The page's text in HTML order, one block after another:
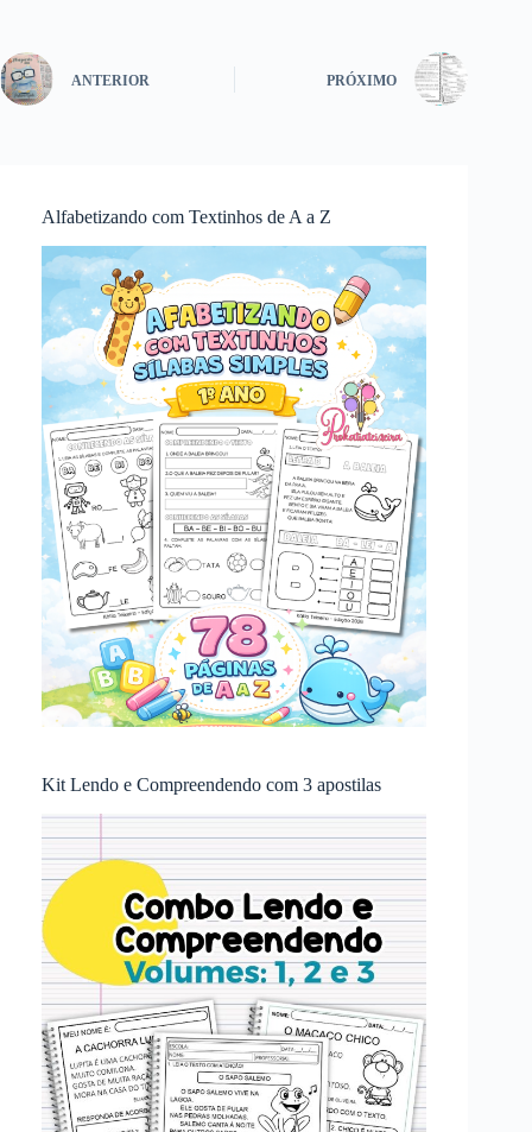
ANTERIOR PRÓXIMO
Alfabetizando com Textinhos de A a Z
Kit Lendo e Compreendendo com 3 apostilas